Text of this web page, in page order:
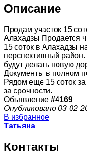
Описание
Продам участок 15
Алахадзы Продается
15 соток в Алахадзы
перспективный район.
будут делать новую
Документы в полном
Рядом еще 15 соток
за срочности.
Объявление #4169
Опубликовано 03-02-
В избранное
Татьяна
Контакты